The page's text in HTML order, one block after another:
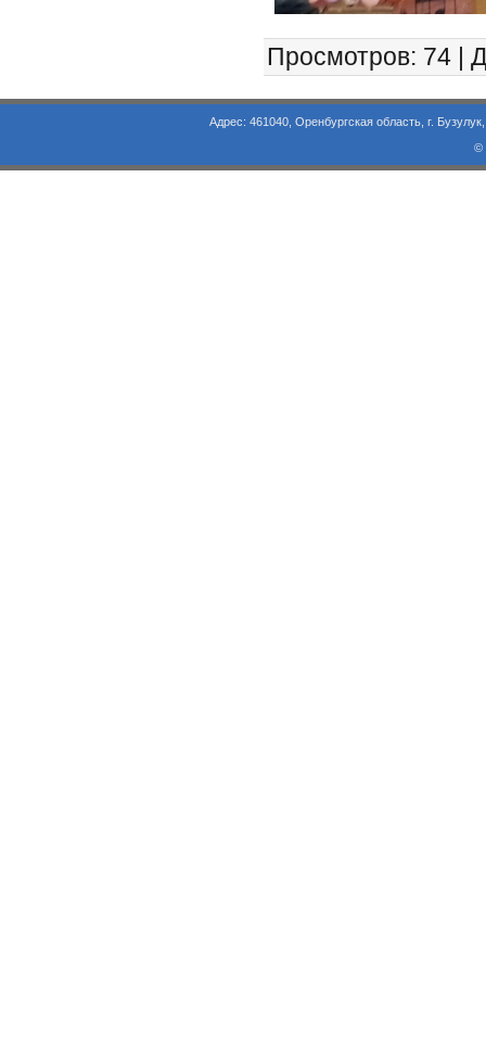
Просмотров: 74 |
Адрес: 461040, Оренбургская область, г. Бузулук, ул.
©